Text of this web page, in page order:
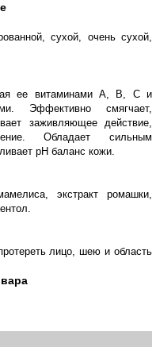
сухой, очень сухой,
ее витаминами А, В, С и
Эффективно смягчает,
заживляющее действие,
Обладает сильным
рН баланс кожи.
экстракт ромашки,
лицо, шею и область